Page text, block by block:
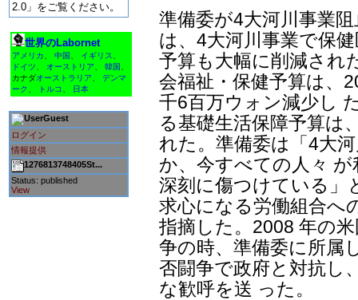
2.0」をご覧ください。
世界のLabornet
アメリカ 中国 イギリス
ドイツ
オーストリア 韓国
カナダオーストラリア
デンマ
ーク
トルコ 日本
Guest
ログイン
情報提供
1276813748405St...
Status: published
View
準備委が4大河川事業
は、4大河川事業で保
予算も大幅に削減され
会福祉・保健予算は、
千6百万ウォン減少し
る基礎生活保障予算は
れた。準備委は「4大
か、今すべての人々
深刻に傷つけている」
求心になる労働組合へ
指摘した。2008 年の
争の時、準備委に所属
否闘争で政府と対抗し
な歓呼を送 った。